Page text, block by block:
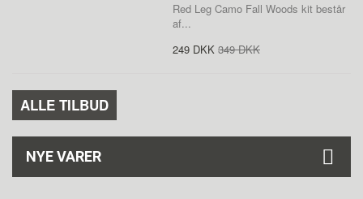
Red Leg Camo Fall Woods kit består
af...
249 DKK 349 DKK
ALLE TILBUD
NYE VARER